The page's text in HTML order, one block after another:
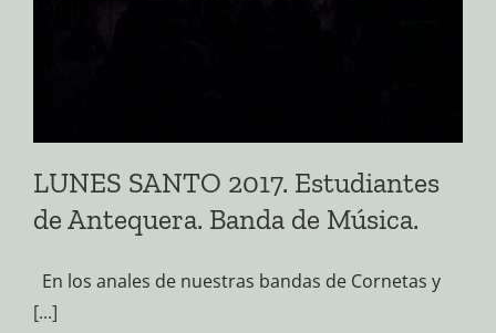
LUNES SANTO 2017. Estudiantes
de Antequera. Banda de Música.
En los anales de nuestras bandas de Cornetas y
[...]